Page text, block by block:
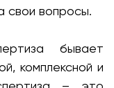
свои вопросы.
бывает
комплексной и